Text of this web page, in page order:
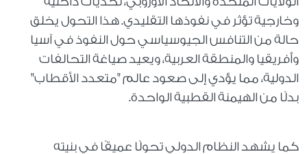
وخارجية تؤثر في نفوذها التقليدي. هذا التحول يخلق
حالة من التنافس الجيوسياسي حول النفوذ في آسيا
وأفريقيا والمنطقة العربية، ويعيد صياغة التحالفات
الدولية، مما يؤدي إلى صعود عالم "متعدد الأقطاب"
بدلًا من الهيمنة القطبية الواحدة.
كما يشهد النظام الدولي تحولًا عميقًا في بنيته